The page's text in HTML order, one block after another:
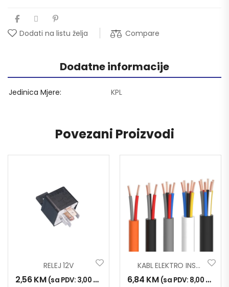
Dodati na listu želja Compare
Dodatne informacije
Jedinica Mjere KPL
Povezani Proizvodi
RELEJ 12V
2,56KM (sa PDV: 3,00 KM
KABL ELEKTRO INST. 7×1.50
6,84 KM (sa PDV: 8,00 KM